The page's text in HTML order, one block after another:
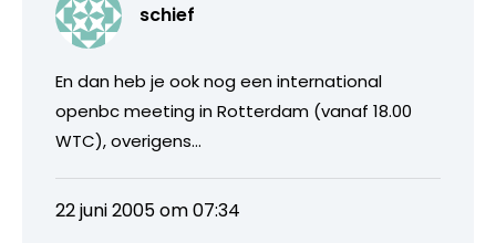
schief
En dan heb je ook nog een international
openbc meeting in Rotterdam (vanaf 18.00
WTC), overigens…
22 juni 2005 om 07:34